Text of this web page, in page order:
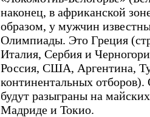
наконец, в африканской
образом, у мужчин
Олимпиады. Это Греция
Италия, Сербия и
Россия, США, Аргентина,
континентальных
будут разыграны на
Мадриде и Токио.